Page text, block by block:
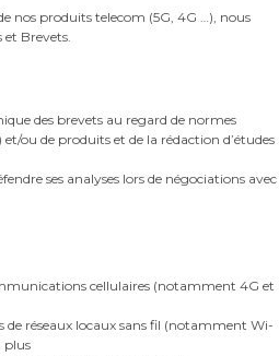
nos produits telecom (5G, 4G …), nous
Brevets.
des brevets au regard de normes
et/ou de produits et de la rédaction d’études
ses analyses lors de négociations avec
cellulaires (notamment 4G et
de réseaux locaux sans fil (notamment Wi-
plus